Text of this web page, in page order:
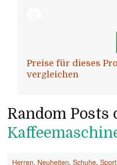
Preise für dieses
vergleichen
Random Posts
Herren, Neuheiten, Schuhe,